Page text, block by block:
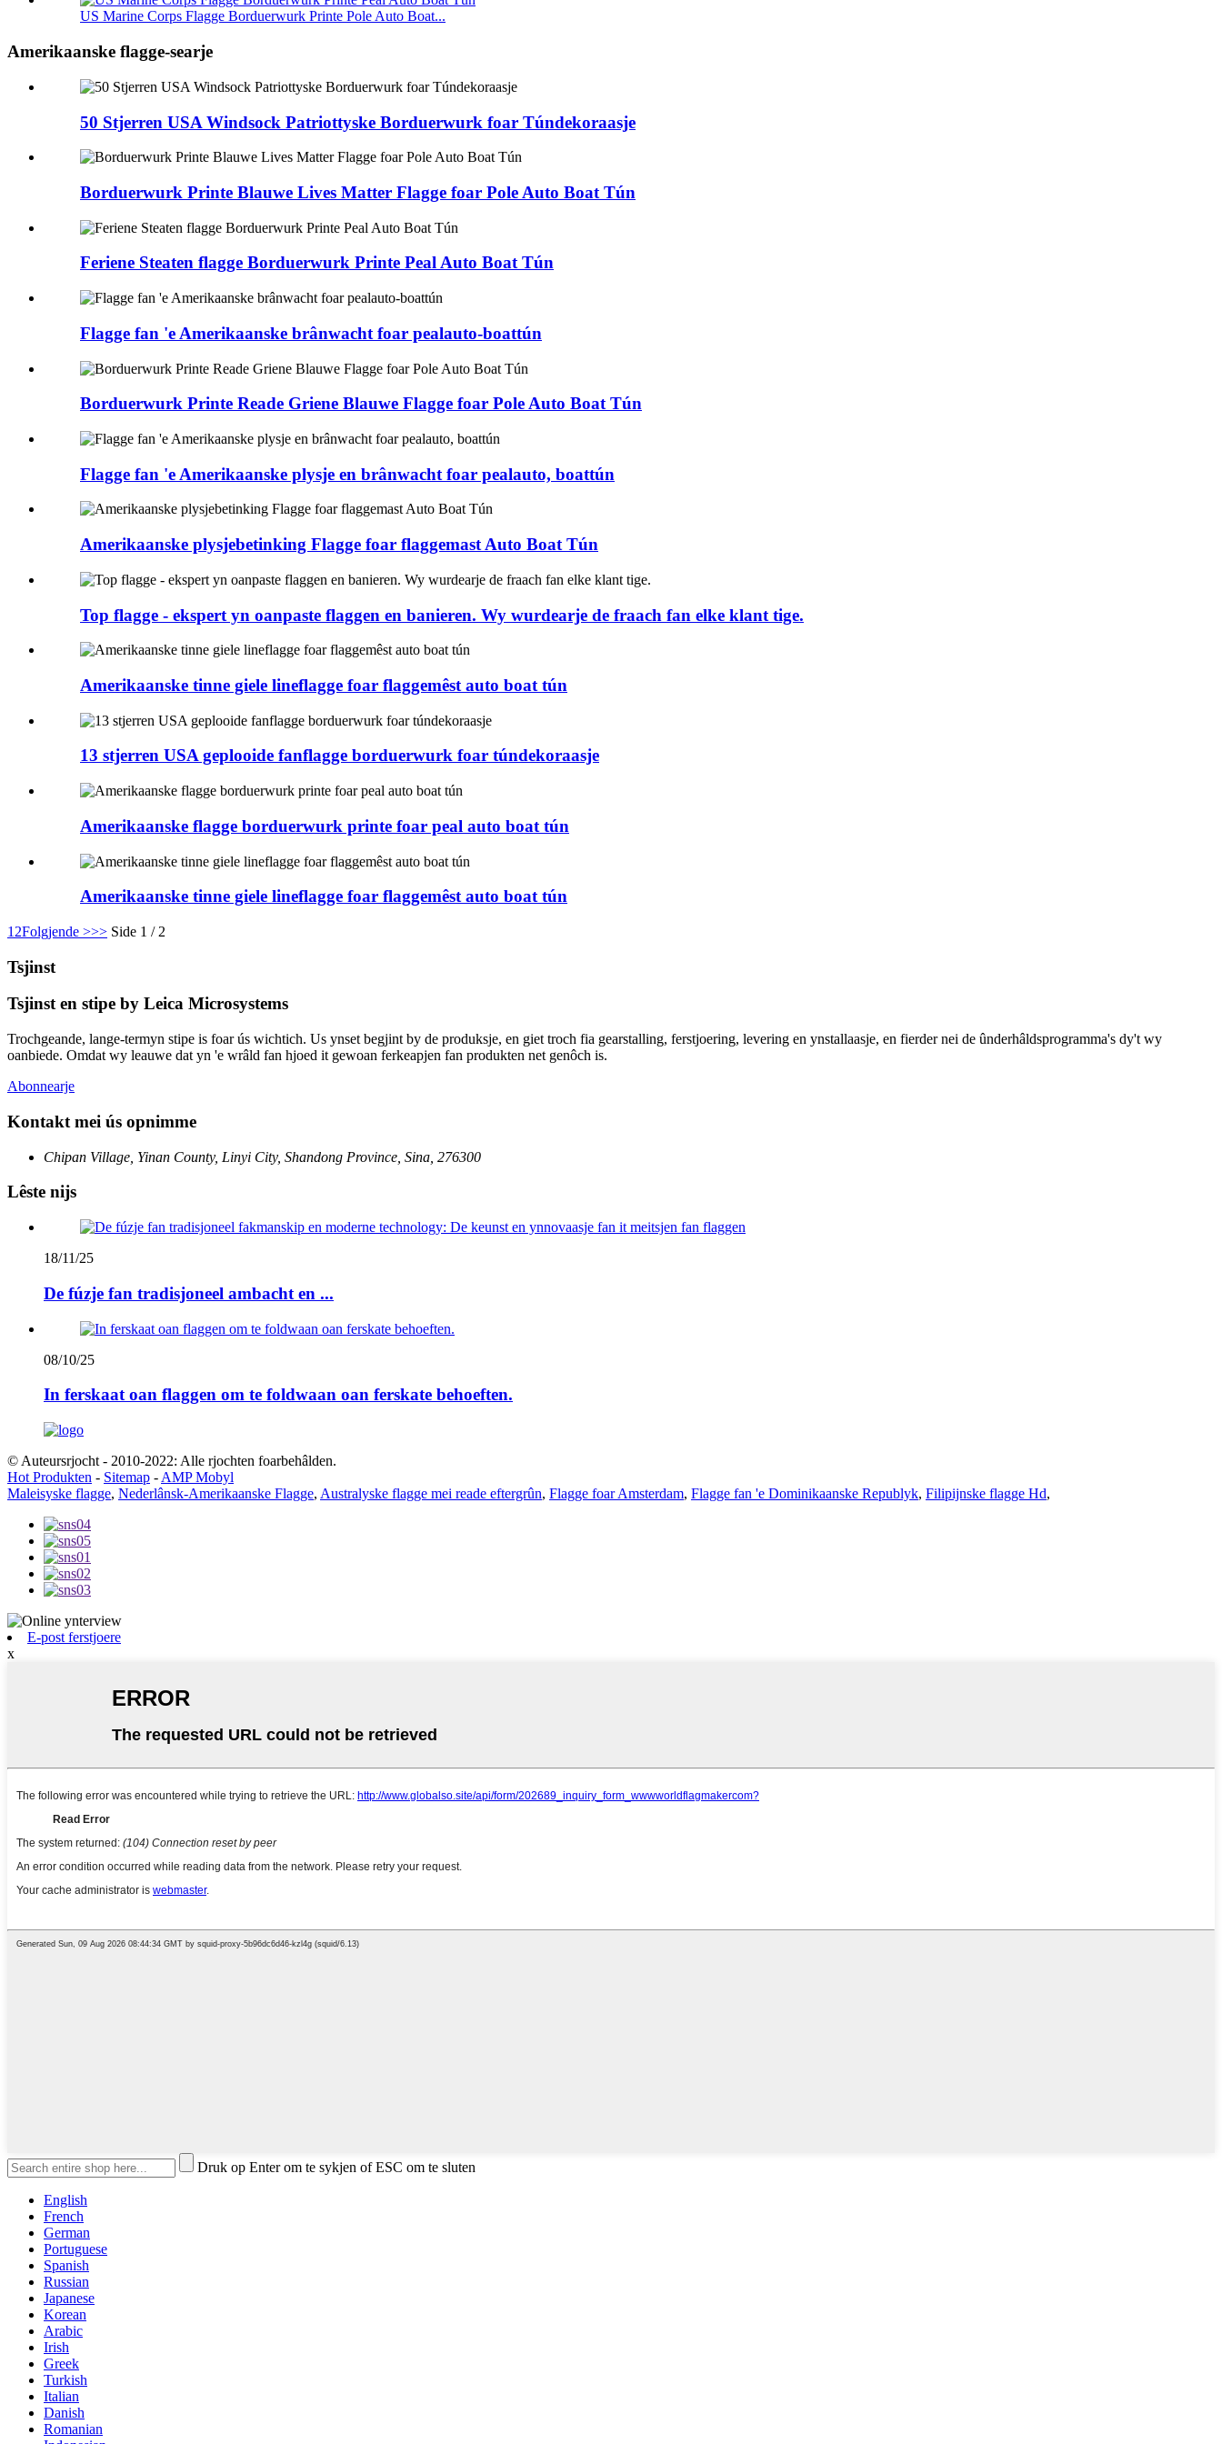
US Marine Corps Flagge Borduerwurk Printe Pole Auto Boat...
Amerikaanske flagge-searje
50 Stjerren USA Windsock Patriottyske Borduerwurk foar Túndekoraasje
Borduerwurk Printe Blauwe Lives Matter Flagge foar Pole Auto Boat Tún
Feriene Steaten flagge Borduerwurk Printe Peal Auto Boat Tún
Flagge fan 'e Amerikaanske brânwacht foar pealauto-boattún
Borduerwurk Printe Reade Griene Blauwe Flagge foar Pole Auto Boat Tún
Flagge fan 'e Amerikaanske plysje en brânwacht foar pealauto, boattún
Amerikaanske plysjebetinking Flagge foar flaggemast Auto Boat Tún
Top flagge - ekspert yn oanpaste flaggen en banieren. Wy wurdearje de fraach fan elke klant tige.
Amerikaanske tinne giele lineflagge foar flaggemêst auto boat tún
13 stjerren USA geplooide fanflagge borduerwurk foar túndekoraasje
Amerikaanske flagge borduerwurk printe foar peal auto boat tún
Amerikaanske tinne giele lineflagge foar flaggemêst auto boat tún
1 2Folgjende >>> Side 1 / 2
Tsjinst
Tsjinst en stipe by Leica Microsystems
Trochgeande, lange-termyn stipe is foar ús wichtich. Us ynset begjint by de produksje, en giet troch fia gearstalling, ferstjoering, levering en ynstallaasje, en fierder nei de ûnderhâldsprogramma's dy't wy
oanbiede. Omdat wy leauwe dat yn 'e wrâld fan hjoed it gewoan ferkeapjen fan produkten net genôch is.
Abonnearje
Kontakt mei ús opnimme
Chipan Village, Yinan County, Linyi City, Shandong Province, Sina, 276300
Lêste nijs
18/11/25
De fúzje fan tradisjoneel ambacht en ...
08/10/25
In ferskaat oan flaggen om te foldwaan oan ferskate behoeften.
© Auteursrjocht - 2010-2022: Alle rjochten foarbehâlden.
Hot Produkten - Sitemap - AMP Mobyl
Maleisyske flagge, Nederlânsk-Amerikaanske Flagge, Australyske flagge mei reade eftergrûn, Flagge foar Amsterdam, Flagge fan 'e Dominikaanske Republyk, Filipijnske flagge Hd,
E-post ferstjoere
x
Druk op Enter om te sykjen of ESC om te sluten
English
French
German
Portuguese
Spanish
Russian
Japanese
Korean
Arabic
Irish
Greek
Turkish
Italian
Danish
Romanian